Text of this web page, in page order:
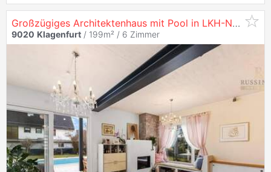
Großzügiges Architektenhaus mit Pool in LKH-Nähe #Zentrumsnähe #
9020 Klagenfurt / 199m² / 6 Zimmer